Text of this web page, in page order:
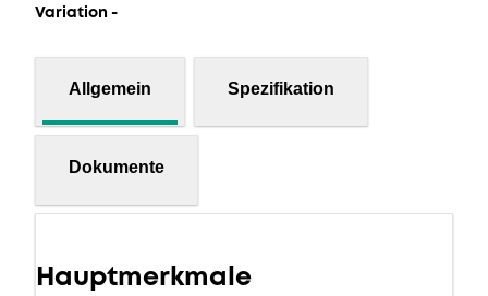
Variation -
Allgemein Spezifikation
Dokumente
Hauptmerkmale